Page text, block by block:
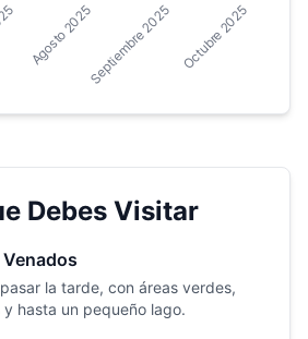
Agosto 2025Septiembre 2025 Octubre 2025
Debes Visitar
la tarde, con áreas verdes,
hasta un pequeño lago.